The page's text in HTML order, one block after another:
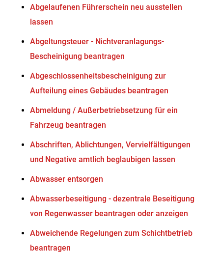
Abgelaufenen Führerschein neu ausstellen
lassen
Abgeltungsteuer - Nichtveranlagungs-
Bescheinigung beantragen
Abgeschlossenheitsbescheinigung zur
Aufteilung eines Gebäudes beantragen
Abmeldung / Außerbetriebsetzung für ein
Fahrzeug beantragen
Abschriften, Ablichtungen, Vervielfältigungen
und Negative amtlich beglaubigen lassen
Abwasser entsorgen
Abwasserbeseitigung - dezentrale Beseitigung
von Regenwasser beantragen oder anzeigen
Abweichende Regelungen zum Schichtbetrieb
beantragen